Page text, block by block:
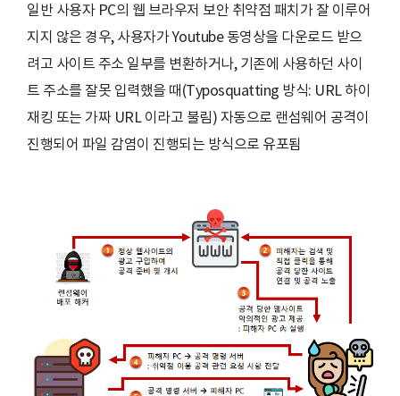
일반 사용자 PC의 웹 브라우저 보안 취약점 패치가 잘 이루어
지지 않은 경우, 사용자가 Youtube 동영상을 다운로드 받으
려고 사이트 주소 일부를 변환하거나, 기존에 사용하던 사이
트 주소를 잘못 입력했을 때(Typosquatting 방식: URL 하이
재킹 또는 가짜 URL 이라고 불림) 자동으로 랜섬웨어 공격이
진행되어 파일 감염이 진행되는 방식으로 유포됨